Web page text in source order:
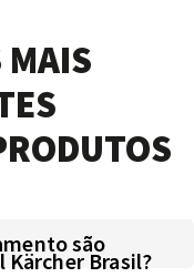
MAIS
são
Brasil?